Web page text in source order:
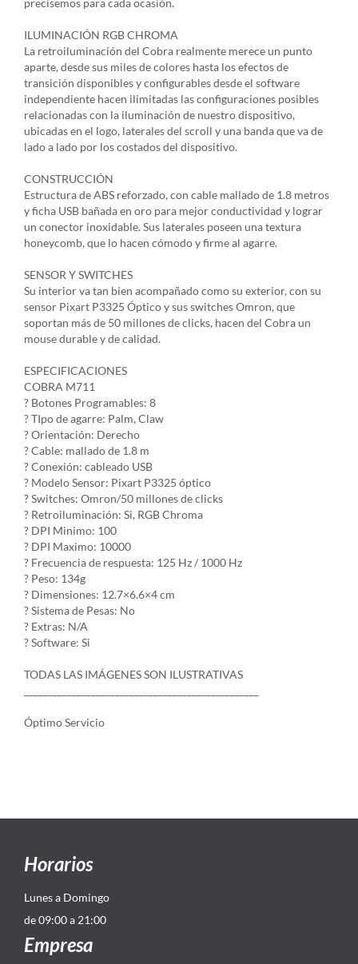
precisemos para cada ocasión.
ILUMINACIÓN RGB CHROMA
La retroiluminación del Cobra realmente merece un punto
aparte, desde sus miles de colores hasta los efectos de
transición disponibles y configurables desde el software
independiente hacen ilimitadas las configuraciones posibles
relacionadas con la iluminación de nuestro dispositivo,
ubicadas en el logo, laterales del scroll y una banda que va de
lado a lado por los costados del dispositivo.
CONSTRUCCIÓN
Estructura de ABS reforzado, con cable mallado de 1.8 metros
y ficha USB bañada en oro para mejor conductividad y lograr
un conector inoxidable. Sus laterales poseen una textura
honeycomb, que lo hacen cómodo y firme al agarre.
SENSOR Y SWITCHES
Su interior va tan bien acompañado como su exterior, con su
sensor Pixart P3325 Óptico y sus switches Omron, que
soportan más de 50 millones de clicks, hacen del Cobra un
mouse durable y de calidad.
ESPECIFICACIONES
COBRA M711
? Botones Programables: 8
? TIpo de agarre: Palm, Claw
? Orientación: Derecho
? Cable: mallado de 1.8 m
? Conexión: cableado USB
? Modelo Sensor: Pixart P3325 óptico
? Switches: Omron/50 millones de clicks
? Retroiluminación: Si, RGB Chroma
? DPI Minimo: 100
? DPI Maximo: 10000
? Frecuencia de respuesta: 125 Hz / 1000 Hz
? Peso: 134g
? Dimensiones: 12.7×6.6×4 cm
? Sistema de Pesas: No
? Extras: N/A
? Software: Si
TODAS LAS IMÁGENES SON ILUSTRATIVAS
Óptimo Servicio
Horarios
Lunes a Domingo
de 09:00 a 21:00
Empresa